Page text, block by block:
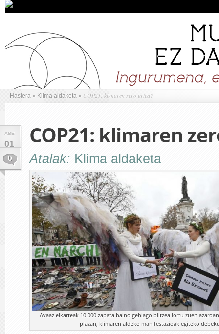
Hasiera » Klima aldaketa » COP21: klimaren zero urtea?
ABE
01
0
COP21: klimaren
Atalak: Klima aldaketa
Avaaz elkarteak 10.000 zapata baino gehiago biltzea lortu zuen
plazan, klimaren aldeko manifestazioak egiteko